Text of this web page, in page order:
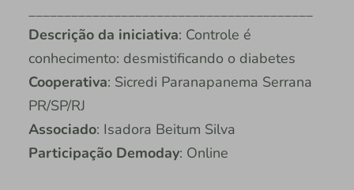
Descrição da iniciativa: Controle é
conhecimento: desmistificando o diabetes
Cooperativa: Sicredi Paranapanema Serrana
PR/SP/RJ
Associado: Isadora Beitum Silva
Participação Demoday: Online